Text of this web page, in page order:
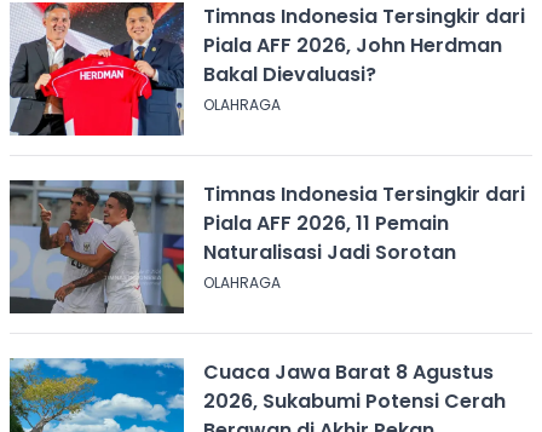
Timnas Indonesia Tersingkir dari
Piala AFF 2026, John Herdman
Bakal Dievaluasi?
OLAHRAGA
Timnas Indonesia Tersingkir dari
Piala AFF 2026, 11 Pemain
Naturalisasi Jadi Sorotan
OLAHRAGA
Cuaca Jawa Barat 8 Agustus
2026, Sukabumi Potensi Cerah